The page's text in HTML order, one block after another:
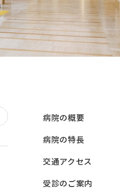
病院の概要
病院の特長
交通アクセス
受診のご案内